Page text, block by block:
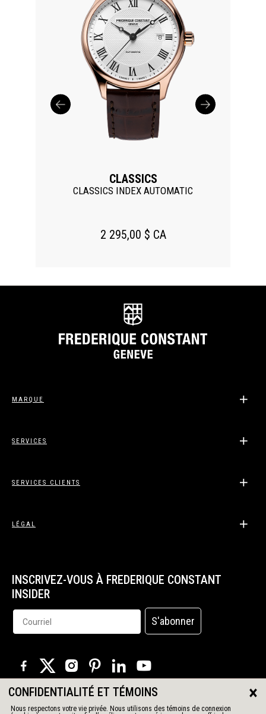
CLASSICS
CLASSICS INDEX AUTOMATIC
2 295,00 $ CA
MARQUE
SERVICES
SERVICES CLIENTS
LÉGAL
INSCRIVEZ-VOUS À FREDERIQUE CONSTANT
INSIDER
S'abonner
© 2026 Tous droits réservés
CONFIDENTIALITÉ ET TÉMOINS
Nous respectons votre vie privée. Nous utilisons des témoins de connexion
×